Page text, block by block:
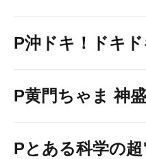
P沖ドキ！ドキ
P黄門ちゃま 神
Pとある科学の